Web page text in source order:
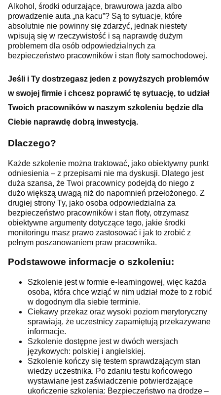
Alkohol, środki odurzające, brawurowa jazda albo
prowadzenie auta „na kacu”? Są to sytuacje, które
absolutnie nie powinny się zdarzyć, jednak niestety
wpisują się w rzeczywistość i są naprawdę dużym
problemem dla osób odpowiedzialnych za
bezpieczeństwo pracowników i stan floty samochodowej.
Jeśli i Ty dostrzegasz jeden z powyższych problemów
w swojej firmie i chcesz poprawić tę sytuację, to udział
Twoich pracowników w naszym szkoleniu będzie dla
Ciebie naprawdę dobrą inwestycją.
Dlaczego?
Każde szkolenie można traktować, jako obiektywny punkt
odniesienia – z przepisami nie ma dyskusji. Dlatego jest
duża szansa, że Twoi pracownicy podejdą do niego z
dużo większą uwagą niż do napomnień przełożonego. Z
drugiej strony Ty, jako osoba odpowiedzialna za
bezpieczeństwo pracowników i stan floty, otrzymasz
obiektywne argumenty dotyczące tego, jakie środki
monitoringu masz prawo zastosować i jak to zrobić z
pełnym poszanowaniem praw pracownika.
Podstawowe informacje o szkoleniu:
Szkolenie jest w formie e-learningowej, więc każda
osoba, która chce wziąć w nim udział może to z robić
w dogodnym dla siebie terminie.
Ciekawy przekaz oraz wysoki poziom merytoryczny
sprawiają, że uczestnicy zapamiętują przekazywane
informacje.
Szkolenie dostępne jest w dwóch wersjach
językowych: polskiej i angielskiej.
Szkolenie kończy się testem sprawdzającym stan
wiedzy uczestnika. Po zdaniu testu końcowego
wystawiane jest zaświadczenie potwierdzające
ukończenie szkolenia: Bezpieczeństwo na drodze –